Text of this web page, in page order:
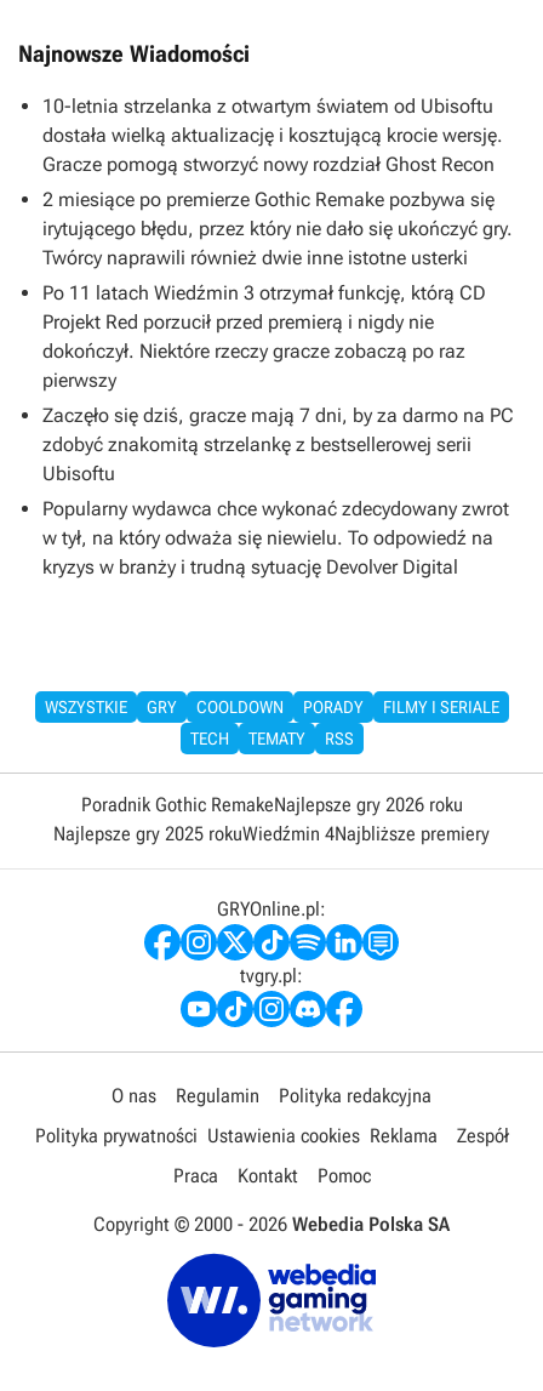
Najnowsze Wiadomości
10-letnia strzelanka z otwartym światem od Ubisoftu
dostała wielką aktualizację i kosztującą krocie wersję.
Gracze pomogą stworzyć nowy rozdział Ghost Recon
2 miesiące po premierze Gothic Remake pozbywa się
irytującego błędu, przez który nie dało się ukończyć gry.
Twórcy naprawili również dwie inne istotne usterki
Po 11 latach Wiedźmin 3 otrzymał funkcję, którą CD
Projekt Red porzucił przed premierą i nigdy nie
dokończył. Niektóre rzeczy gracze zobaczą po raz
pierwszy
Zaczęło się dziś, gracze mają 7 dni, by za darmo na PC
zdobyć znakomitą strzelankę z bestsellerowej serii
Ubisoftu
Popularny wydawca chce wykonać zdecydowany zwrot
w tył, na który odważa się niewielu. To odpowiedź na
kryzys w branży i trudną sytuację Devolver Digital
WSZYSTKIE GRY COOLDOWN PORADY
FILMY I SERIALE
TECH
TEMATY RSS
Poradnik Gothic RemakeNajlepsze gry 2026 roku
Najlepsze gry 2025 rokuWiedźmin 4Najbliższe premiery
GRYOnline.pl:
tvgry.pl:
O nas Regulamin
Polityka redakcyjna
Polityka prywatności Ustawienia cookies Reklama
Zespół
Praca
Kontakt Pomoc
Copyright © 2000 - 2026 Webedia Polska SA